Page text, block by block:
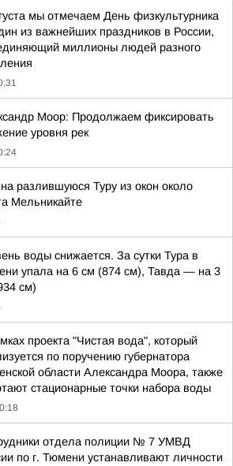
мы отмечаем День физкультурника
из важнейших праздников в России,
миллионы людей разного
Моор: Продолжаем фиксировать
уровня рек
разлившуюся Туру из окон около
Мельникайте
воды снижается. За сутки Тура в
упала на 6 см (874 см), Тавда — на 3
см)
проекта "Чистая вода", который
по поручению губернатора
области Александра Моора, также
стационарные точки набора воды
отдела полиции № 7 УМВД
по г. Тюмени устанавливают личности